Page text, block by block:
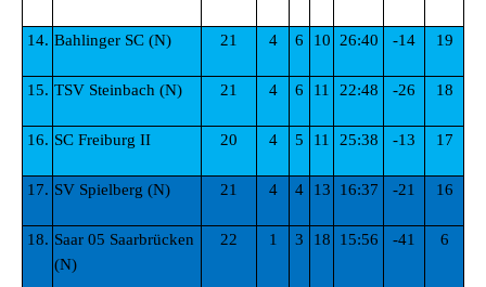
14. Bahlinger SC (N) 21 4 6 10 26:40 -14 19
15. TSV Steinbach (N) 21 4 6 11 22:48 -26 18
16. SC Freiburg II 20 4 5 11 25:38 -13 17
17. SV Spielberg (N) 21 4 4 13 16:37 -21 16
18. Saar 05 Saarbrücken
(N)
22 1 3 18 15:56 -41 6